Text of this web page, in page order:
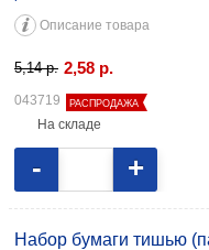
Описание товара
5,14p. 2,58 р.
043719 РАСПРОДАЖА
На складе
- +
Набор бумаги тишью